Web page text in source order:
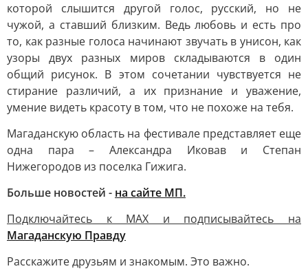
которой слышится другой голос, русский, но не
чужой, а ставший близким. Ведь любовь и есть про
то, как разные голоса начинают звучать в унисон, как
узоры двух разных миров складываются в один
общий рисунок. В этом сочетании чувствуется не
стирание различий, а их признание и уважение,
умение видеть красоту в том, что не похоже на тебя.
Магаданскую область на фестивале представляет еще
одна пара – Александра Иковав и Степан
Нижегородов из поселка Гижига.
Больше новостей - на сайте МП.
Подключайтесь к MAX и подписывайтесь на
Магаданскую Правду
Расскажите друзьям и знакомым. Это важно.